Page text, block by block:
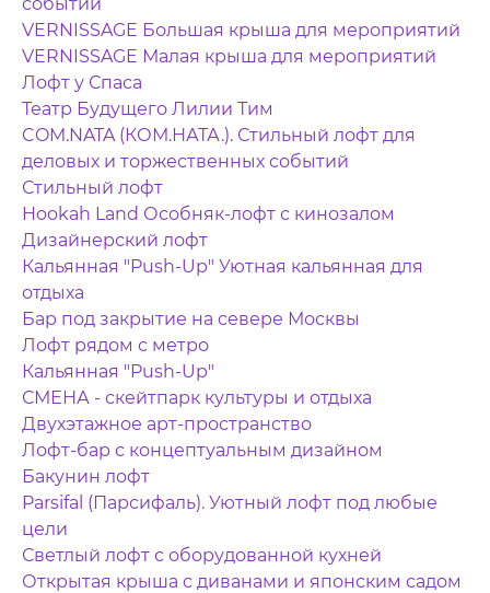
VERNISSAGE Большая крыша для мероприятий
VERNISSAGE Малая крыша для мероприятий
Лофт у Спаса
Театр Будущего Лилии Тим
COM.NATA (КОМ.НАТА.). Стильный лофт для
деловых и торжественных событий
Стильный лофт
Hookah Land Особняк-лофт с кинозалом
Дизайнерский лофт
Кальянная "Push-Up" Уютная кальянная для
отдыха
Бар под закрытие на севере Москвы
Лофт рядом с метро
Кальянная "Push-Up"
СМЕНА - скейтпарк культуры и отдыха
Двухэтажное арт-пространство
Лофт-бар с концептуальным дизайном
Бакунин лофт
Parsifal (Парсифаль). Уютный лофт под любые
цели
Светлый лофт с оборудованной кухней
Открытая крыша с диванами и японским садом